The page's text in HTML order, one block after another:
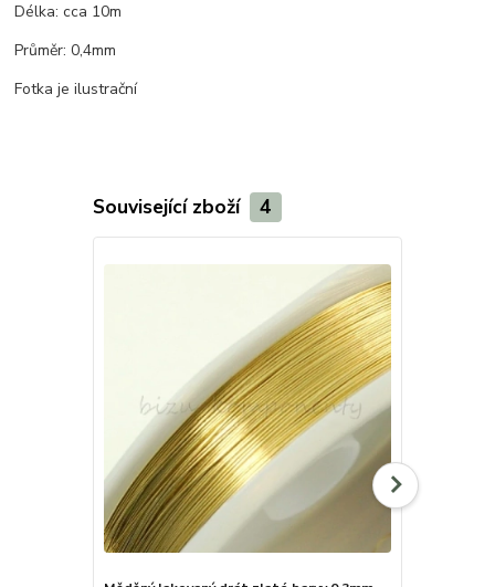
Délka: cca 10m
Průměr: 0,4mm
Fotka je ilustrační
Související zboží 4